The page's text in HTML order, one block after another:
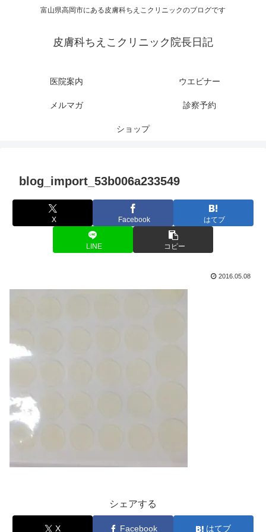
富山県高岡市にある皮膚科ちえこクリニックのブログです
皮膚科ちえこクリニック院長日記
医院案内 ウエビナー
メルマガ 診察予約
ショップ
blog_import_53b006a233549
X Facebook はてブ
LINE コピー
2016.05.08
シェアする
X Facebook はてブ